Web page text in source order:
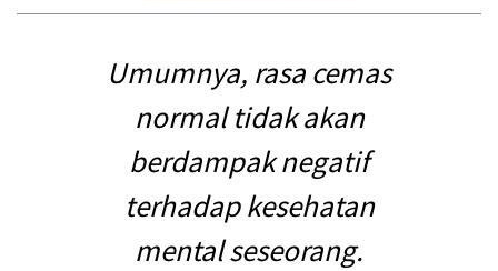
Umumnya, rasa cemas
normal tidak akan
berdampak negatif
terhadap kesehatan
mental seseorang.